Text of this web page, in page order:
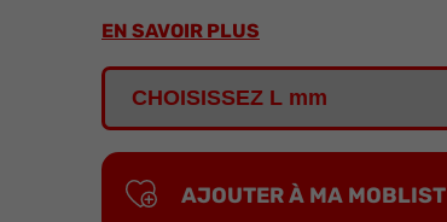
EN SAVOIR PLUS
AJOUTER À MA MOBLIST